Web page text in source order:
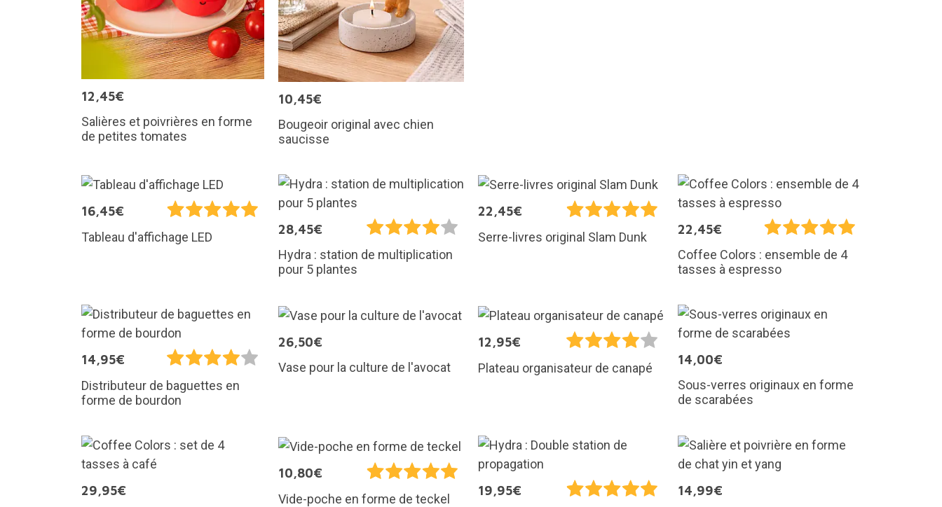
12,45€
Salières et poivrières en forme
de petites tomates
10,45€
Bougeoir original avec chien
saucisse
16,45€
Tableau d'affichage LED
28,45€
Hydra : station de multiplication
pour 5 plantes
22,45€
Serre-livres original Slam Dunk
22,45€
Coffee Colors : ensemble de 4
tasses à espresso
14,95€
Distributeur de baguettes en
forme de bourdon
26,50€
Vase pour la culture de l'avocat
12,95€
Plateau organisateur de canapé
14,00€
Sous-verres originaux en forme
de scarabées
29,95€
10,80€
Vide-poche en forme de teckel
19,95€
14,99€